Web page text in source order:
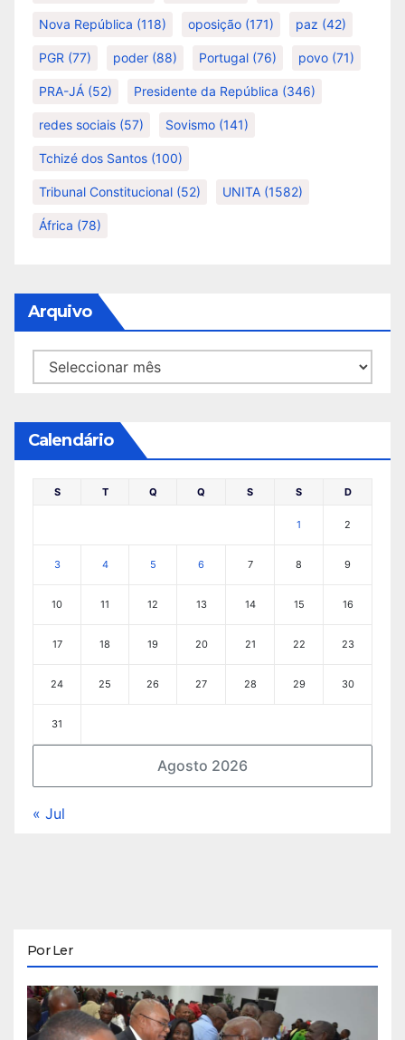
Nova República (118) oposição (171) paz (42)
PGR (77) poder (88) Portugal (76) povo (71)
PRA-JÁ (52) Presidente da República (346)
redes sociais (57) Sovismo (141)
Tchizé dos Santos (100)
Tribunal Constitucional (52) UNITA (1582)
África (78)
Arquivo
Arquivo
Calendário
Agosto 2026
S T Q Q S S D
1 2
3 4 5 6 7 8 9
10 11 12 13 14 15 16
17 18 19 20 21 22 23
24 25 26 27 28 29 30
31
« Jul
Por Ler